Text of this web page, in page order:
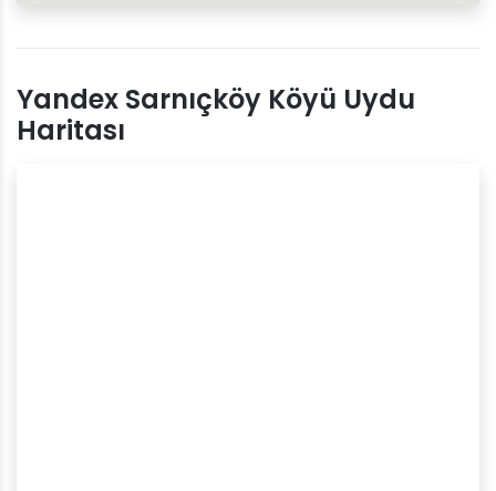
Yandex Sarnıçköy Köyü Uydu
Haritası